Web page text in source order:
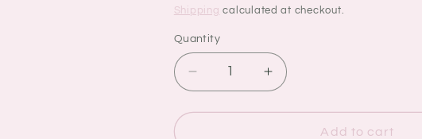
price
price
Shipping calculated at checkout.
Quantity
Quantity
Decrease
quantity
for
Increase
quantity
for
Add to cart